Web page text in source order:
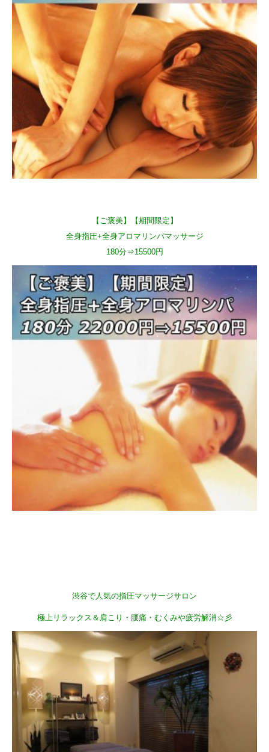
【ご褒美】【期間限定】
全身指圧+全身アロマリンパマッサージ
180分⇒15500円
渋谷で人気の指圧マッサージサロン
極上リラックス＆肩こり・腰痛・むくみや疲労解消☆彡